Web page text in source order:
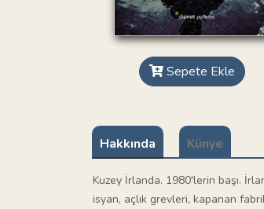
Sepete Ekle
Hakkında Künye
Kuzey İrlanda. 1980'lerin başı.
isyan, açlık grevleri, kapanan